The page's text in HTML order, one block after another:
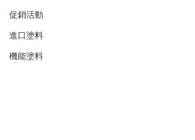
促銷活動
進口塗料
機能塗料